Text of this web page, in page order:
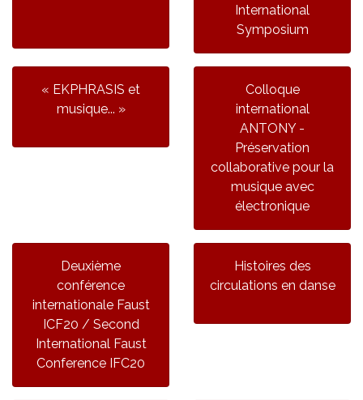
International
Symposium
« EKPHRASIS et
musique... »
Colloque
international
ANTONY -
Préservation
collaborative pour la
musique avec
électronique
Deuxième
conférence
internationale Faust
ICF20 / Second
International Faust
Conference IFC20
Histoires des
circulations en danse